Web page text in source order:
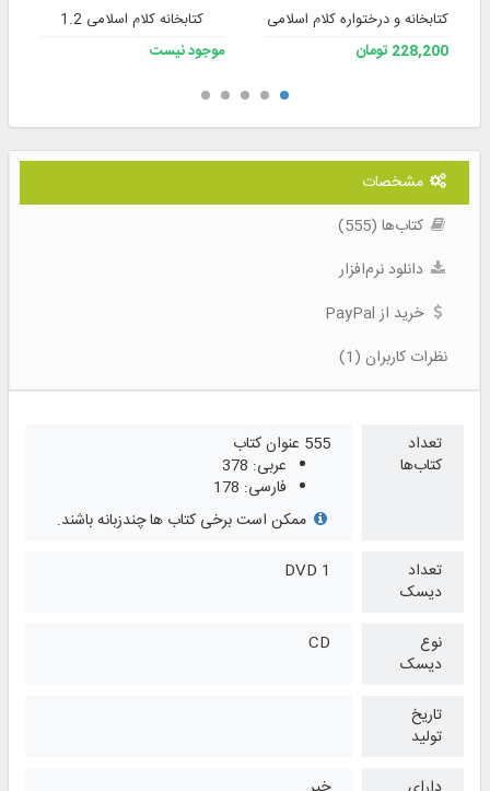
کتابخانه و درختواره کلام اسلامی 2
228,200 تومان
کتابخانه کلام اسلامی 1.2
موجود نیست
مشخصات
کتاب‌ها (555)
دانلود نرم‌افزار
خرید از PayPal
نظرات کاربران (1)
تعداد
کتاب‌ها
555 عنوان کتاب
عربی: 378
فارسی: 178
ممکن است برخی کتاب ها چندزبانه باشند.
تعداد
دیسک
1 DVD
نوع
دیسک
CD
تاریخ
تولید